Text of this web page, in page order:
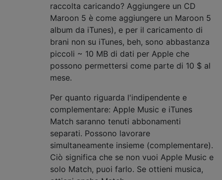
raccolta caricando? Aggiungere un CD
Maroon 5 è come aggiungere un Maroon 5
album da iTunes), e per il caricamento di
brani non su iTunes, beh, sono abbastanza
piccoli ~ 10 MB di dati per Apple che
possono permettersi come parte di 10 $ al
mese.
Per quanto riguarda l'indipendente e
complementare: Apple Music e iTunes
Match saranno tenuti abbonamenti
separati. Possono lavorare
simultaneamente insieme (complementare).
Ciò significa che se non vuoi Apple Music e
solo Match, puoi farlo. Se ottieni musica,